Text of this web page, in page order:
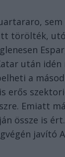
törölték,
után
a
erős
Emiatt
össze is
javító